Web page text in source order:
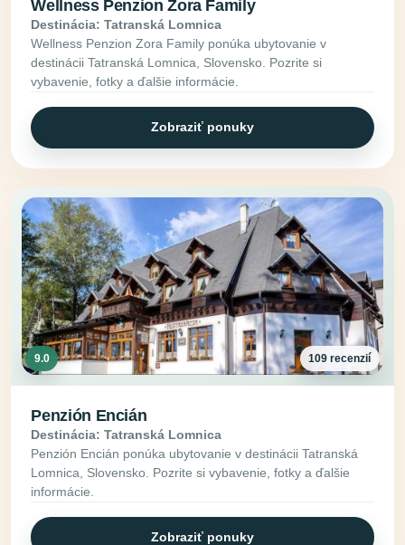
Wellness Penzion Zora Family
Destinácia: Tatranská Lomnica
Wellness Penzion Zora Family ponúka ubytovanie v
destinácii Tatranská Lomnica, Slovensko. Pozrite si
vybavenie, fotky a ďalšie informácie.
Zobraziť ponuky
9.0 109 recenzií
Penzión Encián
Destinácia: Tatranská Lomnica
Penzión Encián ponúka ubytovanie v destinácii Tatranská
Lomnica, Slovensko. Pozrite si vybavenie, fotky a ďalšie
informácie.
Zobraziť ponuky